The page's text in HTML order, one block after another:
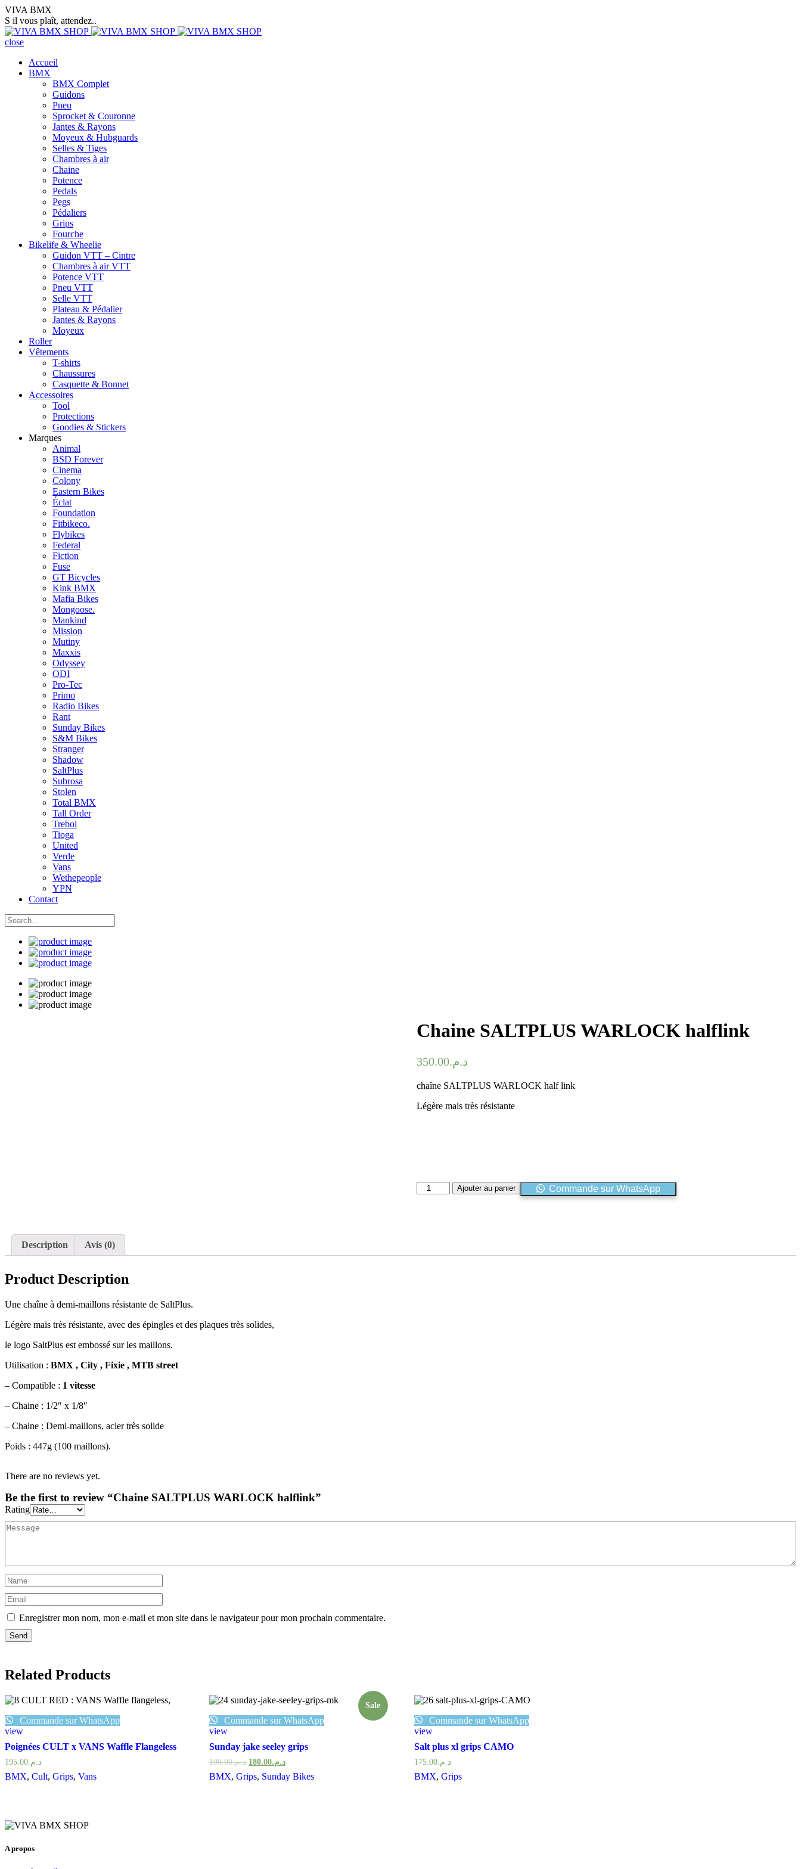
VIVA BMX
S il vous plaît, attendez..
close
Accueil
BMX
BMX Complet
Guidons
Pneu
Sprocket & Couronne
Jantes & Rayons
Moyeux & Hubguards
Selles & Tiges
Chambres à air
Chaine
Potence
Pedals
Pegs
Pédaliers
Grips
Fourche
Bikelife & Wheelie
Guidon VTT – Cintre
Chambres à air VTT
Potence VTT
Pneu VTT
Selle VTT
Plateau & Pédalier
Jantes & Rayons
Moyeux
Roller
Vêtements
T-shirts
Chaussures
Casquette & Bonnet
Accessoires
Tool
Protections
Goodies & Stickers
Marques
Animal
BSD Forever
Cinema
Colony
Eastern Bikes
Éclat
Foundation
Fitbikeco.
Flybikes
Federal
Fiction
Fuse
GT Bicycles
Kink BMX
Mafia Bikes
Mongoose.
Mankind
Mission
Mutiny
Maxxis
Odyssey
ODI
Pro-Tec
Primo
Radio Bikes
Rant
Sunday Bikes
S&M Bikes
Stranger
Shadow
SaltPlus
Subrosa
Stolen
Total BMX
Tall Order
Trebol
Tioga
United
Verde
Vans
Wethepeople
YPN
Contact
Chaine SALTPLUS WARLOCK halflink
د.م.350.00
chaîne SALTPLUS WARLOCK half link
Légère mais très résistante
Ajouter au panier Commande sur WhatsApp
Description Avis (0)
Product Description
Une chaîne à demi-maillons résistante de SaltPlus.
Légère mais très résistante, avec des épingles et des plaques très solides,
le logo SaltPlus est embossé sur les maillons.
Utilisation : BMX , City , Fixie , MTB street
– Compatible : 1 vitesse
– Chaine : 1/2″ x 1/8″
– Chaine : Demi-maillons, acier très solide
Poids : 447g (100 maillons).
There are no reviews yet.
Be the first to review “Chaine SALTPLUS WARLOCK halflink”
Rating
Enregistrer mon nom, mon e-mail et mon site dans le navigateur pour mon prochain commentaire.
Related Products
Commande sur WhatsApp
view
Poignées CULT x VANS Waffle Flangeless
د.م.195.00
BMX, Cult, Grips, Vans
Sale
Commande sur WhatsApp
view
Sunday jake seeley grips
د.م.190.00 د.م.180.00
BMX,Grips, Sunday Bikes
Commande sur WhatsApp
view
Salt plus xl grips CAMO
د.م.175.00
BMX, Grips
A propos